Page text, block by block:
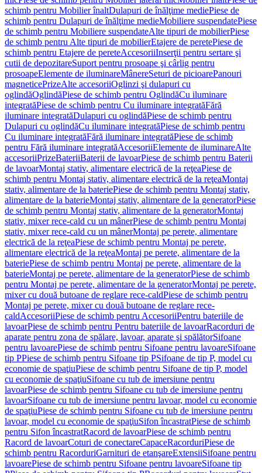
schimb pentru Mobilier înaltDulapuri de înălţime mediePiese de
schimb pentru Dulapuri de înălţime medieMobiliere suspendatePiese
de schimb pentru Mobiliere suspendateAlte tipuri de mobilierPiese
de schimb pentru Alte tipuri de mobilierEtajere de peretePiese de
schimb pentru Etajere de pereteAccesoriiInserţii pentru sertare şi
cutii de depozitareSuport pentru prosoape şi cârlig pentru
prosoapeElemente de iluminareMânereSeturi de picioarePanouri
magneticePrizeAlte accesoriiOglinzi şi dulapuri cu
oglindăOglindăPiese de schimb pentru OglindăCu iluminare
integratăPiese de schimb pentru Cu iluminare integratăFără
iluminare integratăDulapuri cu oglindăPiese de schimb pentru
Dulapuri cu oglindăCu iluminare integratăPiese de schimb pentru
Cu iluminare integratăFără iluminare integratăPiese de schimb
pentru Fără iluminare integratăAccesoriiElemente de iluminareAlte
accesoriiPrizeBateriiBaterii de lavoarPiese de schimb pentru Baterii
de lavoarMontaj stativ, alimentare electrică de la reţeaPiese de
schimb pentru Montaj stativ, alimentare electrică de la reţeaMontaj
stativ, alimentare de la bateriePiese de schimb pentru Montaj stativ,
alimentare de la baterieMontaj stativ, alimentare de la generatorPiese
de schimb pentru Montaj stativ, alimentare de la generatorMontaj
stativ, mixer rece-cald cu un mânerPiese de schimb pentru Montaj
stativ, mixer rece-cald cu un mânerMontaj pe perete, alimentare
electrică de la reţeaPiese de schimb pentru Montaj pe perete,
alimentare electrică de la reţeaMontaj pe perete, alimentare de la
bateriePiese de schimb pentru Montaj pe perete, alimentare de la
baterieMontaj pe perete, alimentare de la generatorPiese de schimb
pentru Montaj pe perete, alimentare de la generatorMontaj pe perete,
mixer cu două butoane de reglare rece-caldPiese de schimb pentru
Montaj pe perete, mixer cu două butoane de reglare rece-
caldAccesoriiPiese de schimb pentru AccesoriiPentru bateriile de
lavoarPiese de schimb pentru Pentru bateriile de lavoarRacorduri de
aparate pentru zona de spălare, lavoar, aparate şi spălătorSifoane
pentru lavoarePiese de schimb pentru Sifoane pentru lavoareSifoane
tip PPiese de schimb pentru Sifoane tip PSifoane de tip P, model cu
economie de spaţiuPiese de schimb pentru Sifoane de tip P, model
cu economie de spaţiuSifoane cu tub de imersiune pentru
lavoarPiese de schimb pentru Sifoane cu tub de imersiune pentru
lavoarSifoane cu tub de imersiune pentru lavoar, model cu economie
de spaţiuPiese de schimb pentru Sifoane cu tub de imersiune pentru
lavoar, model cu economie de spaţiuSifon încastratPiese de schimb
pentru Sifon încastratRacord de lavoarPiese de schimb pentru
Racord de lavoarCoturi de conectareCapaceRacorduriPiese de
schimb pentru RacorduriGarnituri de etanşareExtensiiSifoane pentru
lavoarePiese de schimb pentru Sifoane pentru lavoareSifoane tip